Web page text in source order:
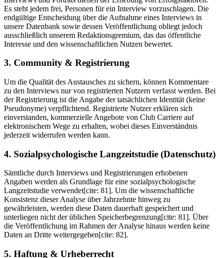
Es steht jedem frei, Personen für ein Interview vorzuschlagen. Die
endgültige Entscheidung über die Aufnahme eines Interviews in
unsere Datenbank sowie dessen Veröffentlichung obliegt jedoch
ausschließlich unserem Redaktionsgremium, das das öffentliche
Interesse und den wissenschaftlichen Nutzen bewertet.
3. Community & Registrierung
Um die Qualität des Austausches zu sichern, können Kommentare
zu den Interviews nur von registrierten Nutzern verfasst werden. Bei
der Registrierung ist die Angabe der tatsächlichen Identität (keine
Pseudonyme) verpflichtend. Registrierte Nutzer erklären sich
einverstanden, kommerzielle Angebote von Club Carriere auf
elektronischem Wege zu erhalten, wobei dieses Einverständnis
jederzeit widerrufen werden kann.
4. Sozialpsychologische Langzeitstudie (Datenschutz)
Sämtliche durch Interviews und Registrierungen erhobenen
Angaben werden als Grundlage für eine sozialpsychologische
Langzeitstudie verwendet[cite: 81]. Um die wissenschaftliche
Konsistenz dieser Analyse über Jahrzehnte hinweg zu
gewährleisten, werden diese Daten dauerhaft gespeichert und
unterliegen nicht der üblichen Speicherbegrenzung[cite: 81]. Über
die Veröffentlichung im Rahmen der Analyse hinaus werden keine
Daten an Dritte weitergegeben[cite: 82].
5. Haftung & Urheberrecht